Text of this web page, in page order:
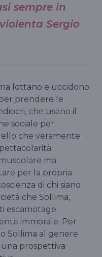
sempre in
Sergio
lottano e uccidono
prendere le
che usano il
sociale per
che veramente
ma
per la propria
di chi siano
che Sollima,
escamotage
immorale. Per
Sollima al genere
prospettiva